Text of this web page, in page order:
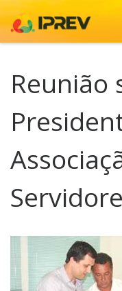
Skip to content
Reunião